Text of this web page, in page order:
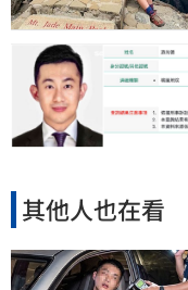
其他人也在看